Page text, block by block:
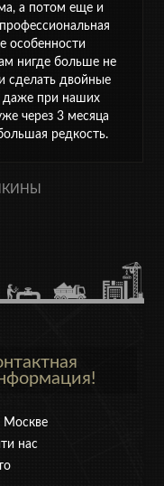
а потом еще и
особенности
нигде больше не
сделать двойные
даже при наших
через 3 месяца
редкость.
нас